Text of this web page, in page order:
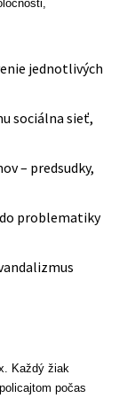
jednotlivých
sociálna sieť,
– predsudky,
problematiky
Každý žiak
počas